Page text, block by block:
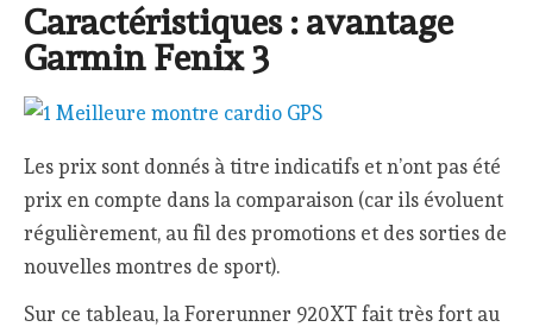
Caractéristiques : avantage
Garmin Fenix 3
Les prix sont donnés à titre indicatifs et n’ont pas été
prix en compte dans la comparaison (car ils évoluent
régulièrement, au fil des promotions et des sorties de
nouvelles montres de sport).
Sur ce tableau, la Forerunner 920XT fait très fort au